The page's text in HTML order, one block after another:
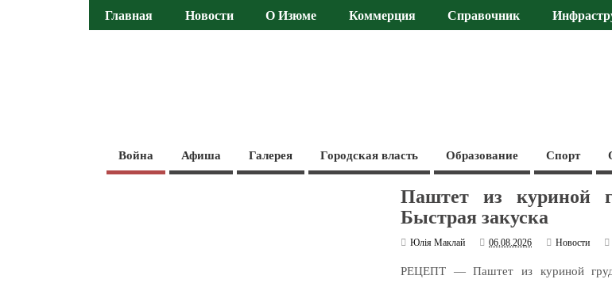
Главная Новости О Изюме Коммерция Справочник
Война Афиша Галерея Городская власть Образование Спорт
Паштет из куриной
Быстрая закуска
Юлія Маклай 06.08.2026 Новости
РЕЦЕПТ — Паштет из куриной